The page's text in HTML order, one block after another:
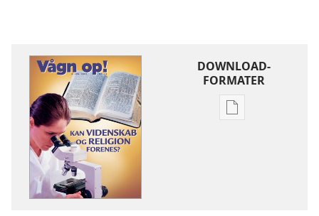
DOWNLOAD-
FORMATER
Indstillinger